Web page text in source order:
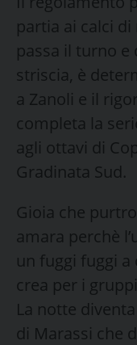
partia ai calci
passa il turno
striscia, è
a Zanoli e il
completa la
agli ottavi di
Gradinata Sud.
Gioia che
amara perchè
un fuggi fuggi a
crea per i
La notte
di Marassi che